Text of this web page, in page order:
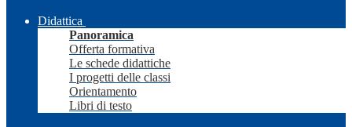
Didattica
Panoramica
Offerta formativa
Le schede didattiche
I progetti delle classi
Orientamento
Libri di testo